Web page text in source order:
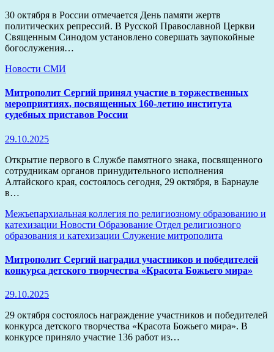
30 октября в России отмечается День памяти жертв
политических репрессий. В Русской Православной Церкви
Священным Синодом установлено совершать заупокойные
богослужения…
Новости СМИ
Митрополит Сергий принял участие в торжественных
мероприятиях, посвященных 160-летию института
судебных приставов России
29.10.2025
Открытие первого в Службе памятного знака, посвященного
сотрудникам органов принудительного исполнения
Алтайского края, состоялось сегодня, 29 октября, в Барнауле
в…
Межъепархиальная коллегия по религиозному образованию и
катехизации Новости Образование Отдел религиозного
образования и катехизации Служение митрополита
Митрополит Сергий наградил участников и победителей
конкурса детского творчества «Красота Божьего мира»
29.10.2025
29 октября состоялось награждение участников и победителей
конкурса детского творчества «Красота Божьего мира». В
конкурсе приняло участие 136 работ из…